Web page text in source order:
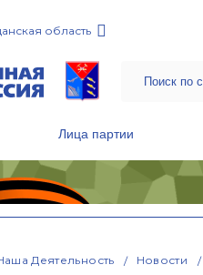
область
Лица партии
Деятельность Новости